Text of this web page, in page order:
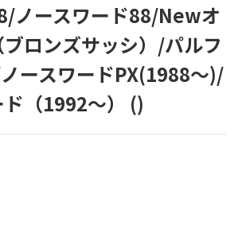
ノースワード88/Newオ
ロンズサッシ）/パルフ
ースワードPX(1988～)/
（1992～） ()